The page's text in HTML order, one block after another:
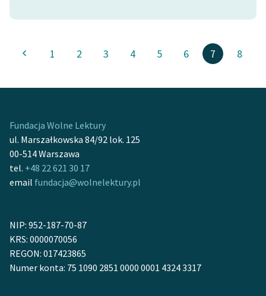
1 2 3 4 5 6 7 8
Fundacja Wolne Lektury
ul. Marszałkowska 84/92 lok. 125
00-514 Warszawa
tel. +48 22 621 30 17
email fundacja@wolnelektury.pl
NIP: 952-187-70-87
KRS: 0000070056
REGON: 017423865
Numer konta: 75 1090 2851 0000 0001 4324 3317